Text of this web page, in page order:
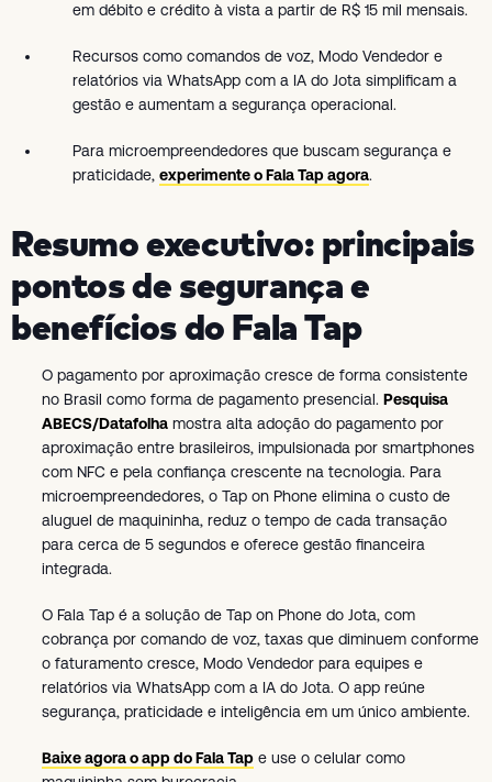
em débito e crédito à vista a partir de R$ 15 mil mensais.
Recursos como comandos de voz, Modo Vendedor e
relatórios via WhatsApp com a IA do Jota simplificam a
gestão e aumentam a segurança operacional.
Para microempreendedores que buscam segurança e
praticidade, experimente o Fala Tap agora.
Resumo executivo: principais
pontos de segurança e
benefícios do Fala Tap
O pagamento por aproximação cresce de forma consistente
no Brasil como forma de pagamento presencial. Pesquisa
ABECS/Datafolha mostra alta adoção do pagamento por
aproximação entre brasileiros, impulsionada por smartphones
com NFC e pela confiança crescente na tecnologia. Para
microempreendedores, o Tap on Phone elimina o custo de
aluguel de maquininha, reduz o tempo de cada transação
para cerca de 5 segundos e oferece gestão financeira
integrada.
O Fala Tap é a solução de Tap on Phone do Jota, com
cobrança por comando de voz, taxas que diminuem conforme
o faturamento cresce, Modo Vendedor para equipes e
relatórios via WhatsApp com a IA do Jota. O app reúne
segurança, praticidade e inteligência em um único ambiente.
Baixe agora o app do Fala Tap e use o celular como